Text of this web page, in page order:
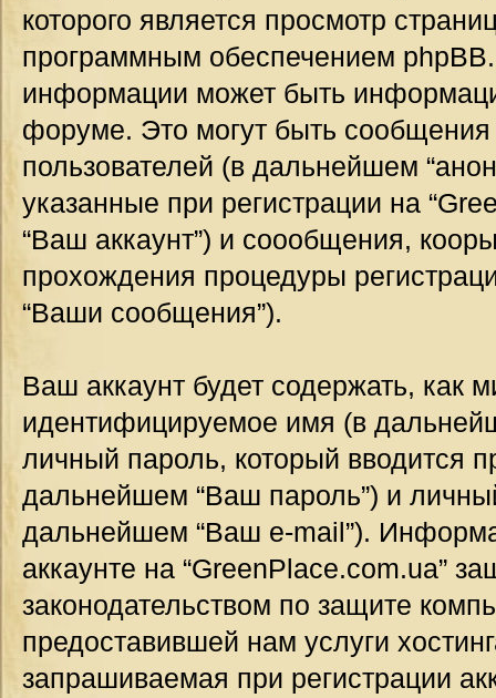
которого является просмотр
программным обеспечением
информации может быть
форуме. Это могут быть сообщения
пользователей (в дальнейшем
указанные при регистрации на
“Ваш аккаунт”) и соообщения,
прохождения процедуры
“Ваши сообщения”).
Ваш аккаунт будет содержать, как
идентифицируемое имя (в
личный пароль, который вводится
дальнейшем “Ваш пароль”) и
дальнейшем “Ваш e-mail”).
аккаунте на “GreenPlace.com.ua”
законодательством по защите
предоставившей нам услуги
запрашиваемая при регистрации